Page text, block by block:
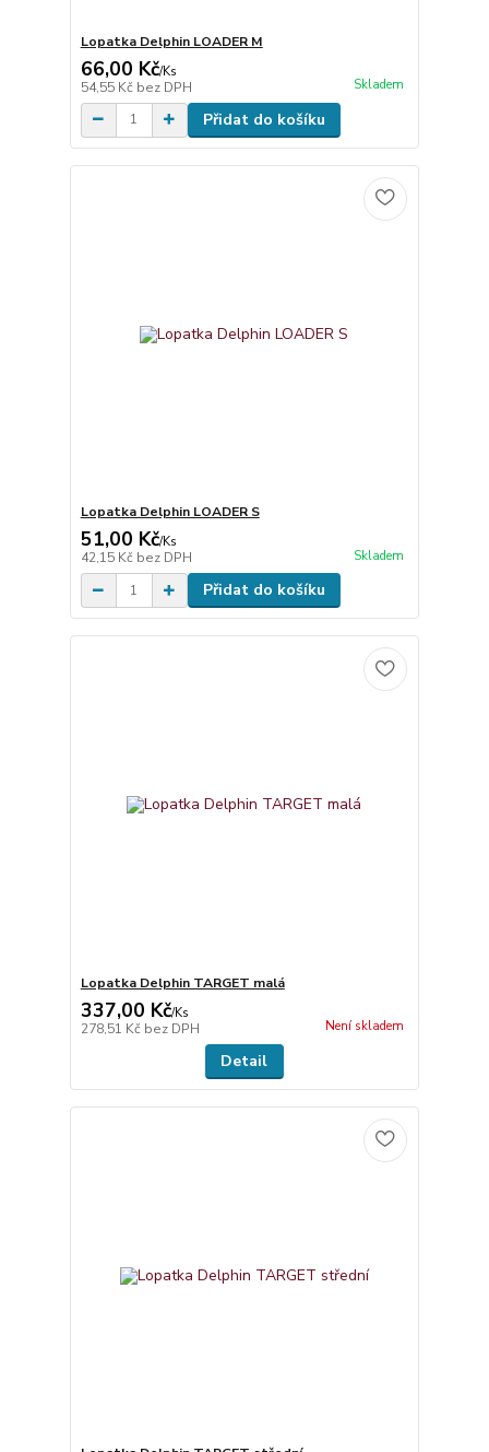
Lopatka Delphin LOADER M
66,00 Kč/Ks
54,55 Kč bez DPH Skladem
Přidat do košíku
Lopatka Delphin LOADER S
51,00 Kč/Ks
42,15 Kč bez DPH Skladem
Přidat do košíku
Lopatka Delphin TARGET malá
337,00 Kč/Ks
278,51 Kč bez DPH Není skladem
Detail